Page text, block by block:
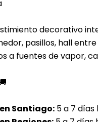
decorativo
pasillos, hall
a fuentes de vapor,
Santiago: 5 a 7 días